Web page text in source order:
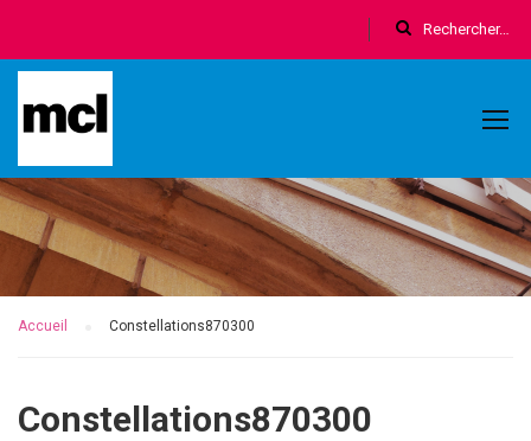
Accueil Constellations870300
Constellations870300